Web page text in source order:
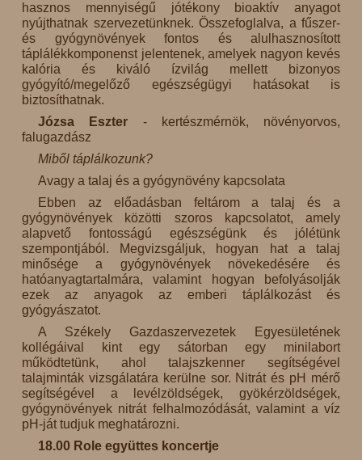
hasznos mennyiségű jótékony bioaktív anyagot
nyújthatnak szervezetünknek. Összefoglalva, a fűszer-
és gyógynövények fontos és alulhasznosított
táplálékkomponenst jelentenek, amelyek nagyon kevés
kalória és kiváló ízvilág mellett bizonyos
gyógyító/megelőző egészségügyi hatásokat is
biztosíthatnak.
Józsa Eszter - kertészmérnök, növényorvos,
falugazdász
Miből táplálkozunk?
Avagy a talaj és a gyógynövény kapcsolata
Ebben az előadásban feltárom a talaj és a
gyógynövények közötti szoros kapcsolatot, amely
alapvető fontosságú egészségünk és jólétünk
szempontjából. Megvizsgáljuk, hogyan hat a talaj
minősége a gyógynövények növekedésére és
hatóanyagtartalmára, valamint hogyan befolyásolják
ezek az anyagok az emberi táplálkozást és
gyógyászatot.
A Székely Gazdaszervezetek Egyesületének
kollégáival kint egy sátorban egy minilabort
működtetünk, ahol talajszkenner segítségével
talajminták vizsgálatára kerülne sor. Nitrát és pH mérő
segítségével a levélzöldségek, gyökérzöldségek,
gyógynövények nitrát felhalmozódását, valamint a víz
pH-ját tudjuk meghatározni.
18.00 Role együttes koncertje